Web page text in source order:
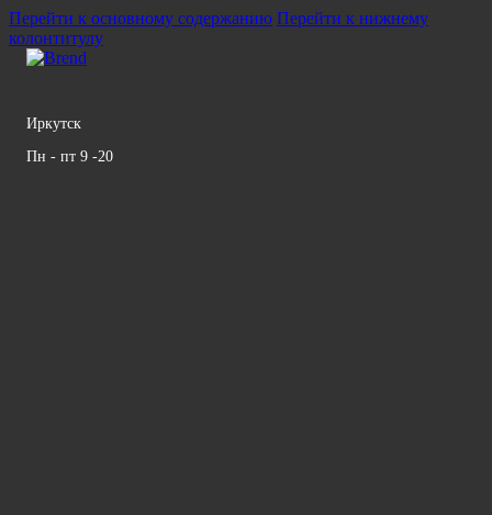
Перейти к основному содержанию Перейти к нижнему
колонтитулу
Иркутск
Пн - пт 9 -20